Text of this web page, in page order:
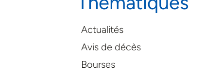
Actualités
Avis de décès
Bourses